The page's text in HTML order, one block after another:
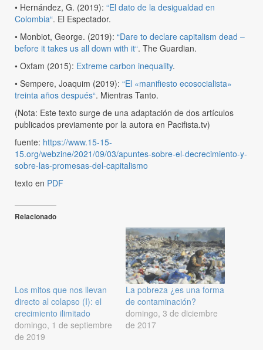
• Hernández, G. (2019): “El dato de la desigualdad en
Colombia“. El Espectador.
• Monbiot, George. (2019): “Dare to declare capitalism dead –
before it takes us all down with it“. The Guardian.
• Oxfam (2015): Extreme carbon inequality.
• Sempere, Joaquim (2019): “El «manifiesto ecosocialista»
treinta años después“. Mientras Tanto.
(Nota: Este texto surge de una adaptación de dos artículos
publicados previamente por la autora en Pacifista.tv)
fuente: https://www.15-15-
15.org/webzine/2021/09/03/apuntes-sobre-el-decrecimiento-y-
sobre-las-promesas-del-capitalismo
texto en PDF
Relacionado
Los mitos que nos llevan
directo al colapso (I): el
crecimiento ilimitado
domingo, 1 de septiembre
de 2019
La pobreza ¿es una forma
de contaminación?
domingo, 3 de diciembre
de 2017